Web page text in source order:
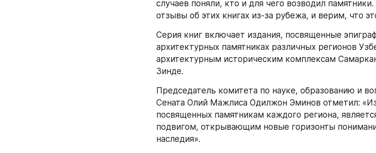
случаев поняли, кто и для чего возводил
отзывы об этих книгах из-за рубежа, и верим, что
Серия книг включает издания, посвященные
архитектурных памятниках различных регионов
архитектурным историческим комплексам
Зинде.
Председатель комитета по науке, образованию и
Сената Олий Мажлиса Одилжон Эминов отметил:
посвященных памятникам каждого региона,
подвигом, открывающим новые горизонты
наследия».